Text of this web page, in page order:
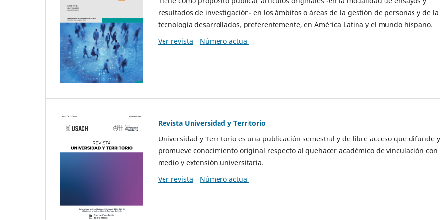
resultados de investigación- en los ámbitos o áreas de la gestión de personas y de la
tecnología desarrollados, preferentemente, en América Latina y el mundo hispano.
Ver revista
Número actual
Revista Universidad y Territorio
Universidad y Territorio es una publicación semestral y de libre acceso que difunde y
promueve conocimiento original respecto al quehacer académico de vinculación con
medio y extensión universitaria.
Ver revista
Número actual